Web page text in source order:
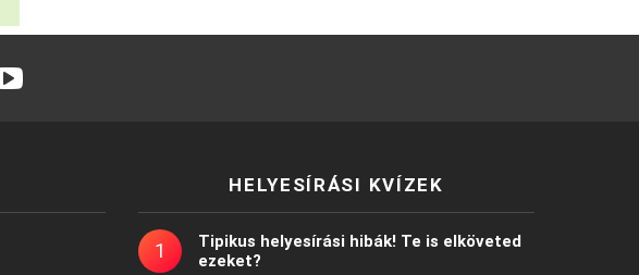
HELYESÍRÁSI KVÍZEK
Tipikus helyesírási hibák! Te is elköveted
ezeket?